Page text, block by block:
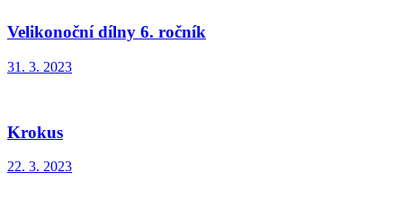
Velikonoční dílny 6. ročník
31. 3. 2023
Krokus
22. 3. 2023